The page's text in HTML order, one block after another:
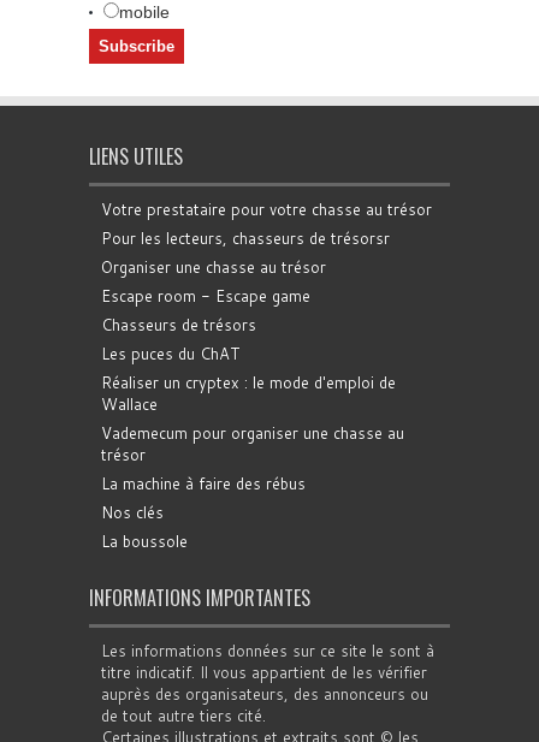
mobile
LIENS UTILES
Votre prestataire pour votre chasse au trésor
Pour les lecteurs, chasseurs de trésorsr
Organiser une chasse au trésor
Escape room - Escape game
Chasseurs de trésors
Les puces du ChAT
Réaliser un cryptex : le mode d'emploi de
Wallace
Vademecum pour organiser une chasse au
trésor
La machine à faire des rébus
Nos clés
La boussole
INFORMATIONS IMPORTANTES
Les informations données sur ce site le sont à
titre indicatif. Il vous appartient de les vérifier
auprès des organisateurs, des annonceurs ou
de tout autre tiers cité.
Certaines illustrations et extraits sont © les